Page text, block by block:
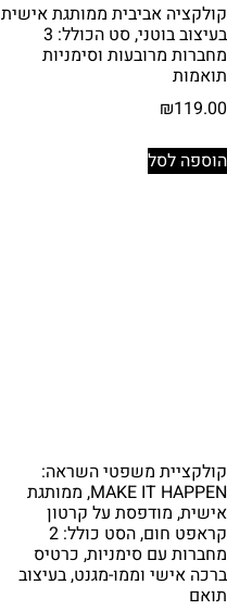
קולקציה אביבית ממותגת אישית
בעיצוב בוטני, סט הכולל: 3
מחברות מרובעות וסימניות
תואמות
₪119.00
הוספה לסל
קולקציית משפטי השראה:
MAKE IT HAPPEN, ממותגת
אישית, מודפסת על קרטון
קראפט חום, הסט כולל: 2
מחברות עם סימניות, כרטיס
ברכה אישי וממו-מגנט, בעיצוב
תואם